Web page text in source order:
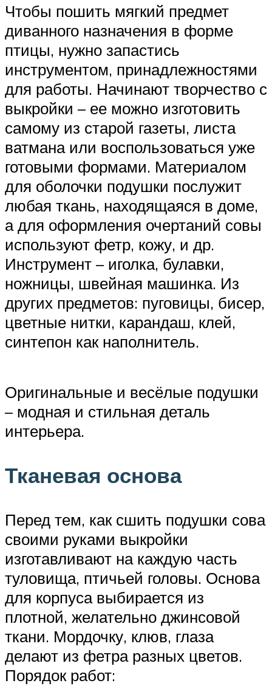
Чтобы пошить мягкий предмет
диванного назначения в форме
птицы, нужно запастись
инструментом, принадлежностями
для работы. Начинают творчество с
выкройки – ее можно изготовить
самому из старой газеты, листа
ватмана или воспользоваться уже
готовыми формами. Материалом
для оболочки подушки послужит
любая ткань, находящаяся в доме,
а для оформления очертаний совы
используют фетр, кожу, и др.
Инструмент – иголка, булавки,
ножницы, швейная машинка. Из
других предметов: пуговицы, бисер,
цветные нитки, карандаш, клей,
синтепон как наполнитель.
Оригинальные и весёлые подушки
– модная и стильная деталь
интерьера.
Тканевая основа
Перед тем, как сшить подушки сова
своими руками выкройки
изготавливают на каждую часть
туловища, птичьей головы. Основа
для корпуса выбирается из
плотной, желательно джинсовой
ткани. Мордочку, клюв, глаза
делают из фетра разных цветов.
Порядок работ: